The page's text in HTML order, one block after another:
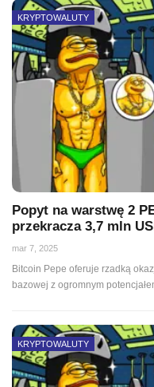
KRYPTOWALUTY
Popyt na warstwę 2
przekracza 3,7 mln
mar 7, 2025
Bitcoin Pepe oferuje rzadką
bazowej z ogromnym
KRYPTOWALUTY